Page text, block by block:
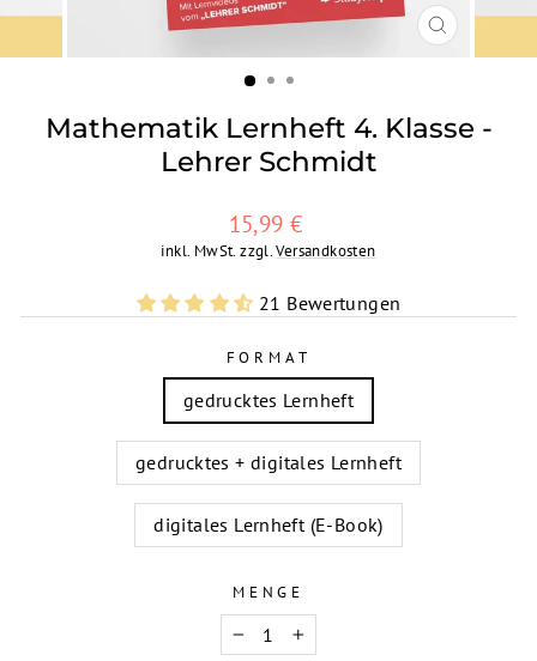
ESC)
Mathematik Lernheft 4. Klasse -
Lehrer Schmidt
Normaler
Preis
15,99 €
inkl. MwSt. zzgl.Versandkosten
21 Bewertungen
FORMAT
gedrucktes Lernheft
gedrucktes + digitales Lernheft
digitales Lernheft (E-Book)
MENGE
− +